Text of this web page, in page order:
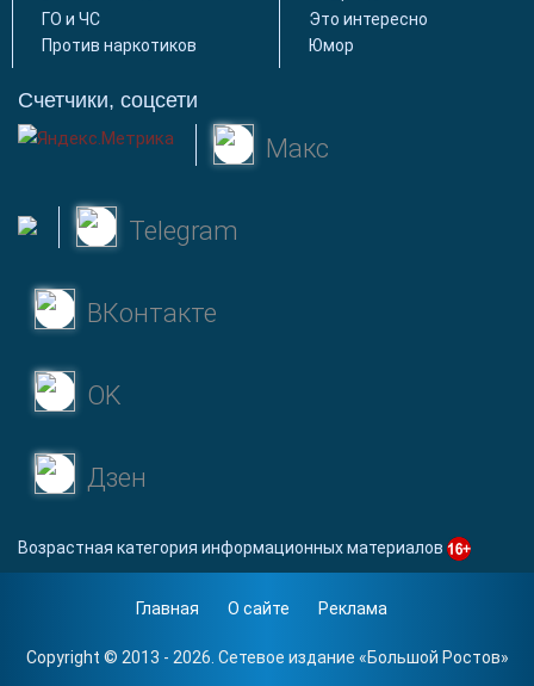
ГО и ЧС
Против наркотиков
Это интересно
Юмор
Счетчики, соцсети
Макс
Telegram
ВКонтакте
OK
Дзен
Возрастная категория информационных материалов
Главная О сайте Реклама
Copyright © 2013 - 2026. Сетевое издание «Большой Ростов»